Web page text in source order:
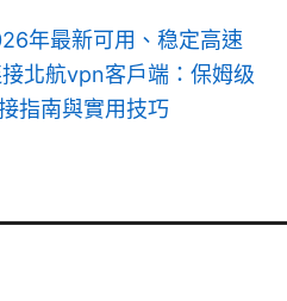
年最新可用、稳定高速
北航vpn客户端：保姆级
指南與實用技巧